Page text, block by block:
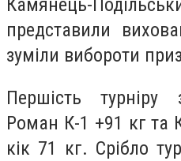
Камянець-
представили
зуміли вибороти
Першість турніру
Роман К-1 +91 кг та
кік 71 кг. Срібло